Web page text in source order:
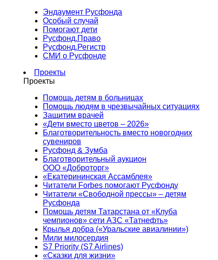
Эндаумент Русфонда
Особый случай
Помогают дети
Русфонд.Право
Русфонд.Регистр
СМИ о Русфонде
Проекты
Проекты
Помощь детям в больницах
Помощь людям в чрезвычайных ситуациях
Защитим врачей
«Дети вместо цветов – 2026»
Благотворительность вместо новогодних
сувениров
Русфонд & Зумба
Благотворительный аукцион
ООО «Доброторг»
«Екатерининская Ассамблея»
Читатели Forbes помогают Русфонду
Читатели «Свободной прессы» – детям
Русфонда
Помощь детям Татарстана от «Клуба
чемпионов» сети АЗС «Татнефть»
Крылья добра («Уральские авиалинии»)
Мили милосердия
S7 Priority (S7 Airlines)
«Сказки для жизни»